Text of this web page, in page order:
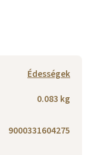
Édességek
0.083 kg
9000331604275